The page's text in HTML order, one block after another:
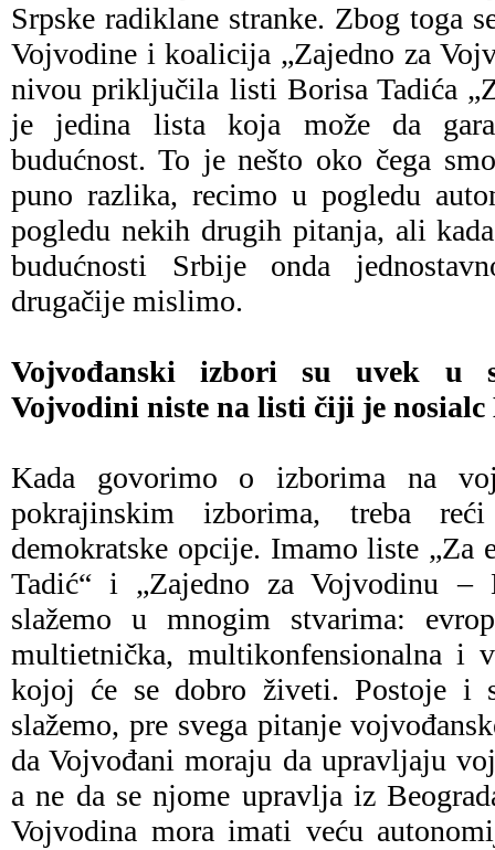
Srpske radiklane stranke. Zbog toga
Vojvodine i koalicija „Zajedno za
nivou priključila listi Borisa Tadića
je jedina lista koja može da
budućnost. To je nešto oko čega
puno razlika, recimo u pogledu
pogledu nekih drugih pitanja, ali
budućnosti Srbije onda
drugačije mislimo.
Vojvođanski izbori su uvek u
Vojvodini niste na listi čiji je nosialc
Kada govorimo o izborima na
pokrajinskim izborima, treba
demokratske opcije. Imamo liste „Za
Tadić“ i „Zajedno za Vojvodinu –
slažemo u mnogim stvarima:
multietnička, multikonfensionalna i
kojoj će se dobro živeti. Postoje i
slažemo, pre svega pitanje
da Vojvođani moraju da upravljaju
a ne da se njome upravlja iz
Vojvodina mora imati veću